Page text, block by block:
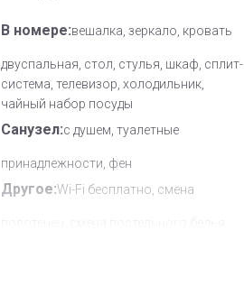
В номере:вешалка, зеркало, кровать
двуспальная, стол, стулья, шкаф, сплит-
система, телевизор, холодильник,
чайный набор посуды
Санузел:с душем, туалетные
принадлежности, фен
Другое:Wi-Fi бесплатно, смена